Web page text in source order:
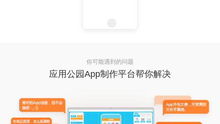
你可能遇到的问题
应用公园App制作平台帮你解决